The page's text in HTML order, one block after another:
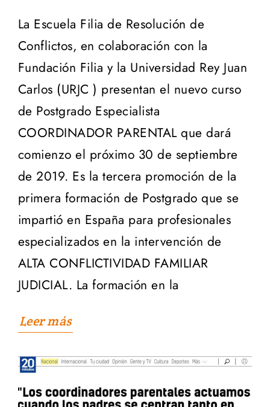
La Escuela Filia de Resolución de
Conflictos, en colaboración con la
Fundación Filia y la Universidad Rey Juan
Carlos (URJC ) presentan el nuevo curso
de Postgrado Especialista
COORDINADOR PARENTAL que dará
comienzo el próximo 30 de septiembre
de 2019. Es la tercera promoción de la
primera formación de Postgrado que se
impartió en España para profesionales
especializados en la intervención de
ALTA CONFLICTIVIDAD FAMILIAR
JUDICIAL. La formación en la
Leer más